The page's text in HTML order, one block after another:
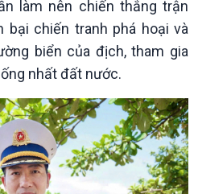
làm nên chiến thắng trận
bại chiến tranh phá hoại và
biển của địch, tham gia
nhất đất nước.